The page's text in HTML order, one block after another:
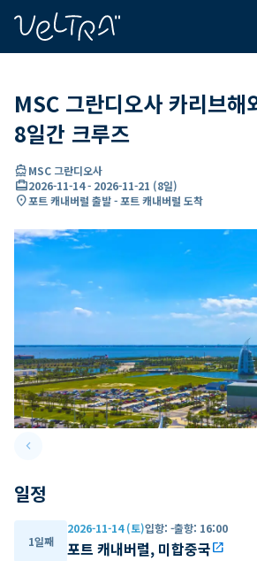
MSC 그란디오사 카리브해
8일간 크루즈
directions_boatMSC 그란디오사
card_travel2026-11-14- 2026-11-21 (8일)
location_on포트 캐내버럴 출발 - 포트 캐내버럴 도착
keyboard_arrow_leftPrevious slide
일정
1일째
2026-11-14 (토)입항: -출항: 16:00
포트 캐내버럴, 미합중국open_in_new